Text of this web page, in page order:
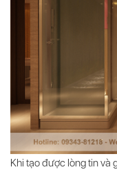
Khi tạo được lòng tin và